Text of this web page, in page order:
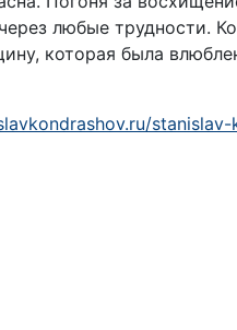
любые трудности.
которая была